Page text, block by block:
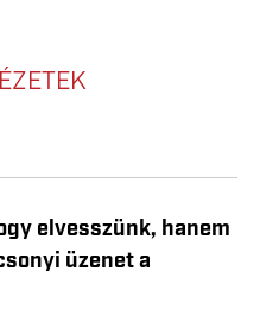
elvesszünk, hanem
üzenet a